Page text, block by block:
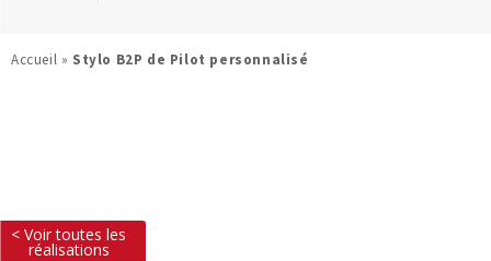
Accueil » Stylo B2P de Pilot personnalisé
< Voir toutes les
réalisations